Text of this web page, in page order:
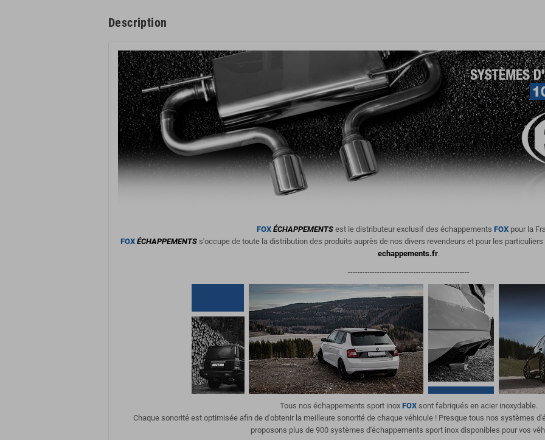
Description
FOX ÉCHAPPEMENTS est le distributeur exclusif des échappements FOX pour la
FOX ÉCHAPPEMENTSs'occupe de toute la distribution des produits auprès de nos divers revendeurs et pour les
echappements.fr.
--------------------------------------------------
Tous nos échappements sport inox FOX sont fabriqués en acier inoxydable.
Chaque sonorité est optimisée afin de d'obtenir la meilleure sonorité de chaque véhicule ! Presque tous nos systèmes
proposons plus de 900 systèmes d'échappements sport inox disponibles pour vos